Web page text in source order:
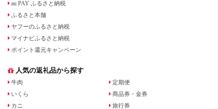
au PAY ふるさと納税
ふるさと本舗
ヤフーのふるさと納税
マイナビふるさと納税
ポイント還元キャンペーン
人気の返礼品から探す
牛肉
いくら
カニ
定期便
商品券・金券
旅行券